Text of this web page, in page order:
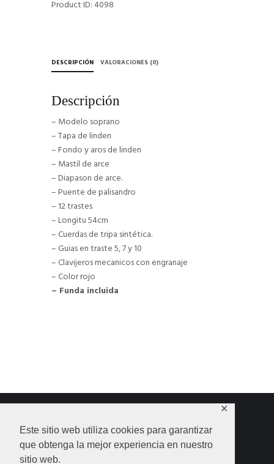
Este sitio web utiliza cookies para garantizar
que obtenga la mejor experiencia en nuestro
sitio web.
✕
Product ID:4098
DESCRIPCIÓN VALORACIONES (0)
Descripción
– Modelo soprano
– Tapa de linden
– Fondo y aros de linden
– Mastil de arce
– Diapason de arce.
– Puente de palisandro
– 12 trastes
– Longitu 54cm
– Cuerdas de tripa sintética.
– Guias en traste 5, 7 y 10
– Clavijeros mecanicos con engranaje
– Color rojo
– Funda incluida